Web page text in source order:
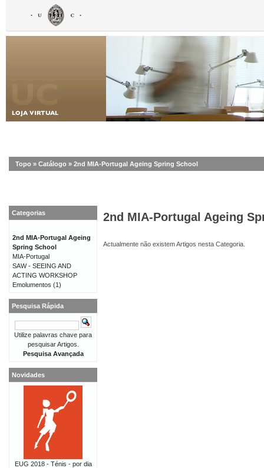
Topo » Catálogo » 2nd MIA-Portugal Ageing Spring School
2nd MIA-Portugal Ageing
Actualmente não existem Artigos nesta Categoria.
Categorias
2nd MIA-Portugal Ageing
Spring School
MIA-Portugal
SAW - SEEING AND
ACTING WORKSHOP
Emolumentos (1)
Pesquisa Rápida
Utilize palavras chave para
pesquisar Artigos.
Pesquisa Avançada
Novidades
EUG 2018 - Ténis - por dia